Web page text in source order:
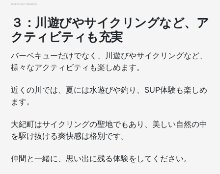
面倒な準備や片付けも不要なので、時間を有効活用できます。
３：川遊びやサイクリングなど、ア
クティビティも充実
バーベキューだけでなく、川遊びやサイクリングなど、
様々なアクティビティも楽しめます。
近くの川では、夏には水遊びや釣り、SUP体験も楽しめ
ます。
大紀町はサイクリングの聖地でもあり、美しい自然の中
を駆け抜ける爽快感は格別です。
仲間と一緒に、思い出に残る体験をしてください。